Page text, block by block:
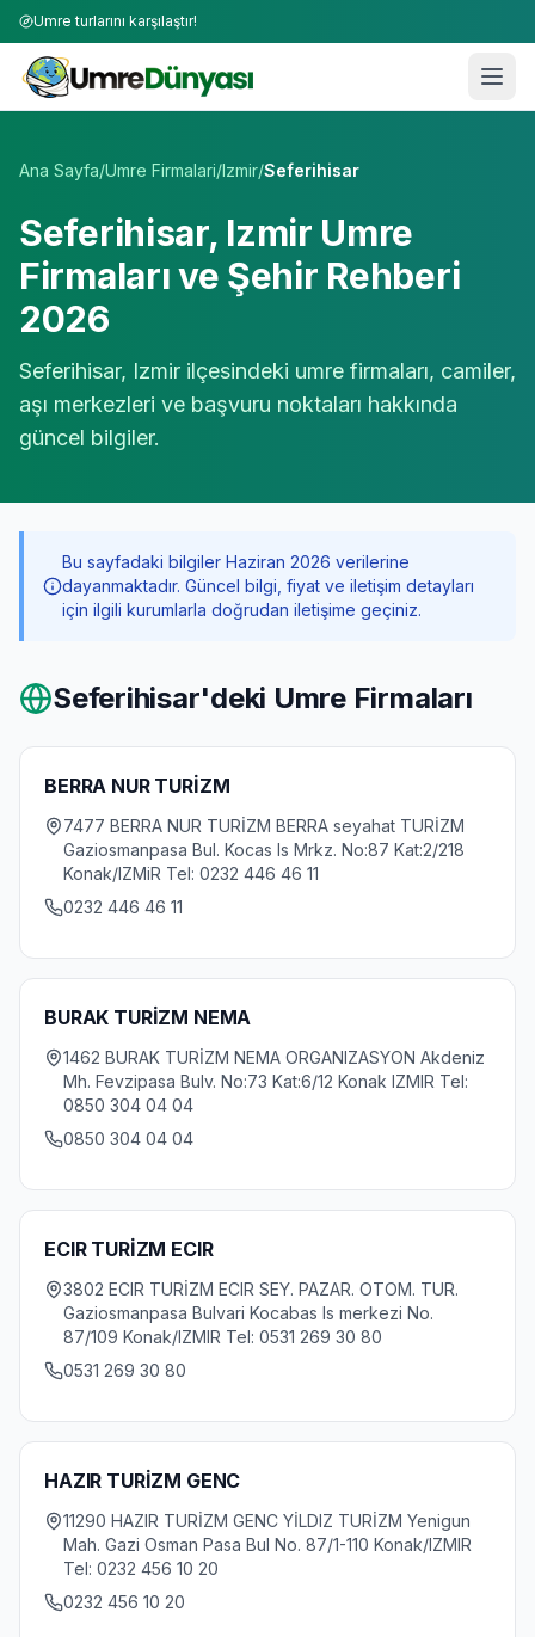
Umre turlarını karşılaştır!
Ana Sayfa/Umre Firmalari/Izmir/Seferihisar
Seferihisar, Izmir Umre
Firmaları ve Şehir Rehberi
2026
Seferihisar, Izmir ilçesindeki umre firmaları, camiler,
aşı merkezleri ve başvuru noktaları hakkında
güncel bilgiler.
Bu sayfadaki bilgiler Haziran 2026 verilerine
dayanmaktadır. Güncel bilgi, fiyat ve iletişim detayları
için ilgili kurumlarla doğrudan iletişime geçiniz.
Seferihisar'deki Umre Firmaları
BERRA NUR TURİZM
7477 BERRA NUR TURİZM BERRA seyahat TURİZM
Gaziosmanpasa Bul. Kocas Is Mrkz. No:87 Kat:2/218
Konak/IZMiR Tel: 0232 446 46 11
0232 446 46 11
BURAK TURİZM NEMA
1462 BURAK TURİZM NEMA ORGANIZASYON Akdeniz
Mh. Fevzipasa Bulv. No:73 Kat:6/12 Konak IZMIR Tel:
0850 304 04 04
0850 304 04 04
ECIR TURİZM ECIR
3802 ECIR TURİZM ECIR SEY. PAZAR. OTOM. TUR.
Gaziosmanpasa Bulvari Kocabas Is merkezi No.
87/109 Konak/IZMIR Tel: 0531 269 30 80
0531 269 30 80
HAZIR TURİZM GENC
11290 HAZIR TURİZM GENC YİLDIZ TURİZM Yenigun
Mah. Gazi Osman Pasa Bul No. 87/1-110 Konak/IZMIR
Tel: 0232 456 10 20
0232 456 10 20